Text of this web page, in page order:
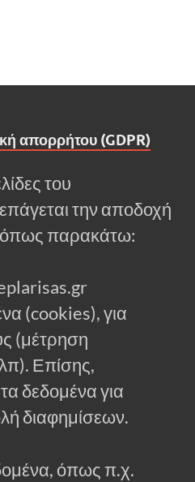
απορρήτου (GDPR)
του
την αποδοχή
παρακάτω:
(cookies), για
(μέτρηση
Επίσης,
δεδομένα για
διαφημίσεων.
όπως π.χ.